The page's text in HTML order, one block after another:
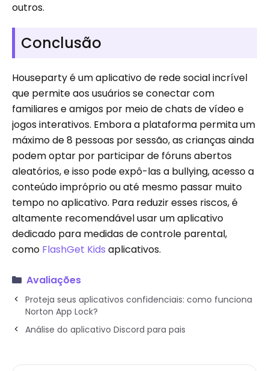
outros.
Conclusão
Houseparty é um aplicativo de rede social incrível
que permite aos usuários se conectar com
familiares e amigos por meio de chats de vídeo e
jogos interativos. Embora a plataforma permita um
máximo de 8 pessoas por sessão, as crianças ainda
podem optar por participar de fóruns abertos
aleatórios, e isso pode expô-las a bullying, acesso a
conteúdo impróprio ou até mesmo passar muito
tempo no aplicativo. Para reduzir esses riscos, é
altamente recomendável usar um aplicativo
dedicado para medidas de controle parental,
como FlashGet Kids aplicativos.
Avaliações
Proteja seus aplicativos confidenciais: como funciona
Norton App Lock?
Análise do aplicativo Discord para pais